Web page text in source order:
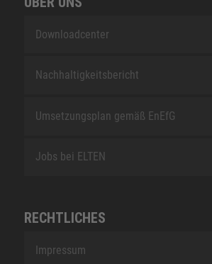
Downloadcenter
Nachhaltigkeitsbericht
Umsetzungsplan gemäß EnEfG
Jobs bei ELTEN
RECHTLICHES
Impressum